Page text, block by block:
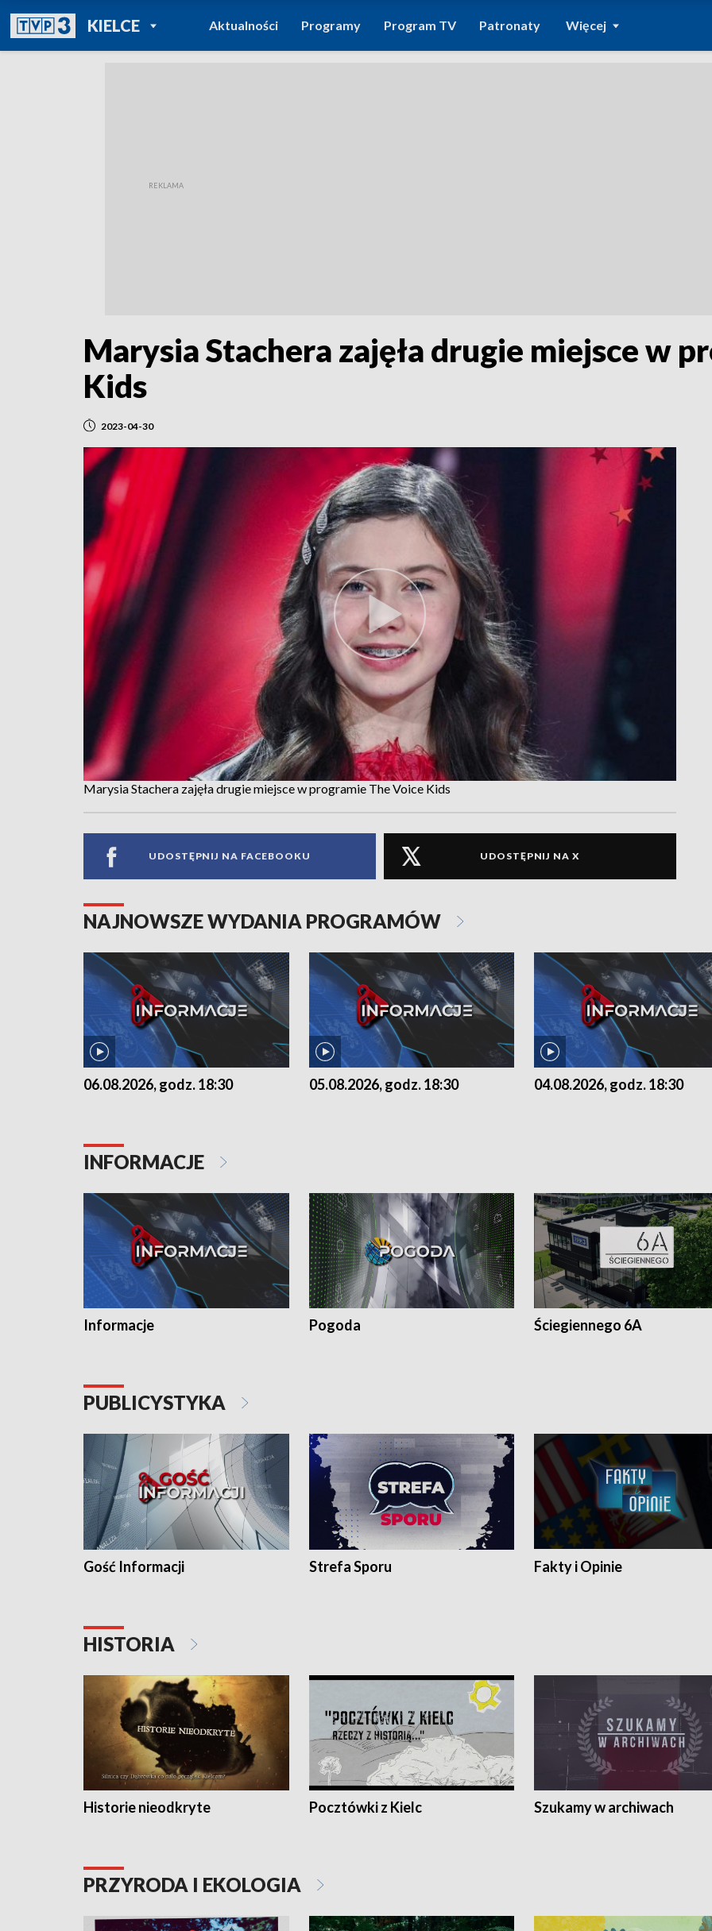
KIELCEPOWRÓT DO
TVP REGIONY
Aktualności Programy Program TV Patronaty Więcej
Marysia Stachera zajęła drugie miejsce w
Kids
2023-04-30
Marysia Stachera zajęła drugie miejsce w programie The Voice Kids
UDOSTĘPNIJ NA FACEBOOKU UDOSTĘPNIJ NA X
NAJNOWSZE WYDANIA PROGRAMÓW
06.08.2026, godz. 18:30 05.08.2026, godz. 18:30 04.08.2026, godz. 18:30
INFORMACJE
Informacje Pogoda Ściegiennego 6A
PUBLICYSTYKA
Gość Informacji Strefa Sporu Fakty i Opinie
HISTORIA
Historie nieodkryte Pocztówki z Kielc Szukamy w archiwach
PRZYRODA I EKOLOGIA